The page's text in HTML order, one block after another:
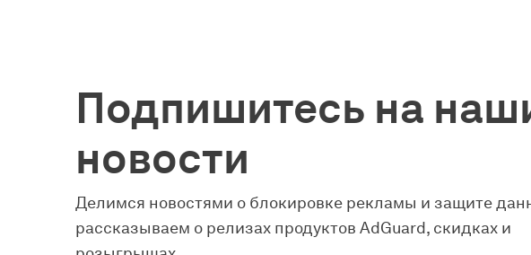
Подпишитесь на
новости
Делимся новостями о блокировке рекламы и защите
рассказываем о релизах продуктов AdGuard, скидках и